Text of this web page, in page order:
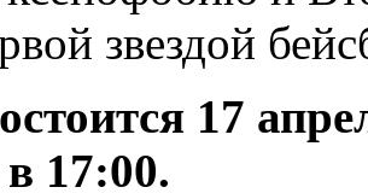
звездой
17
17:00.